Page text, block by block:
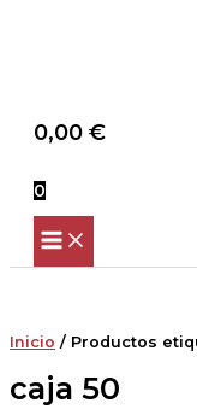
0,00 €
0
Inicio / Productos
caja 50